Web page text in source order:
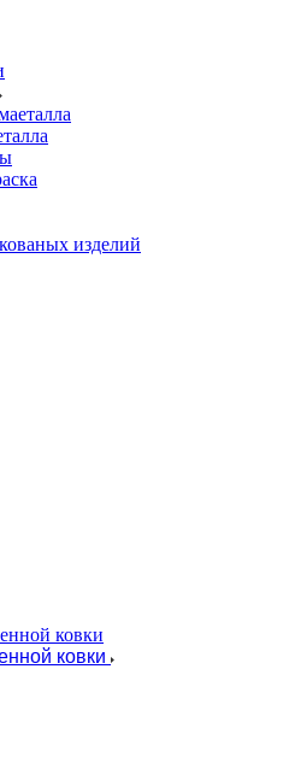
изделий
ковки